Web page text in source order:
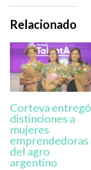
Relacionado
Corteva entregó
distinciones a
mujeres
emprendedoras
del agro
argentino